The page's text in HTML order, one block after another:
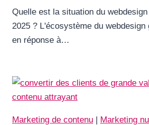
Quelle est la situation du
2025 ? L'écosystème du webdesign
en réponse à…
Marketing de contenu | Marketing